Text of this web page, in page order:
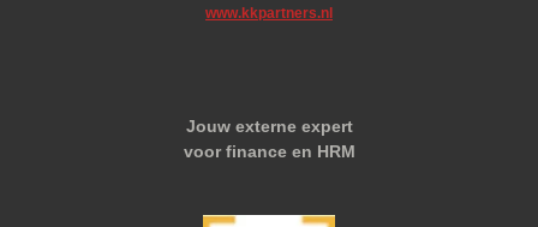
www.kkpartners.nl
Jouw externe expert
voor finance en HRM